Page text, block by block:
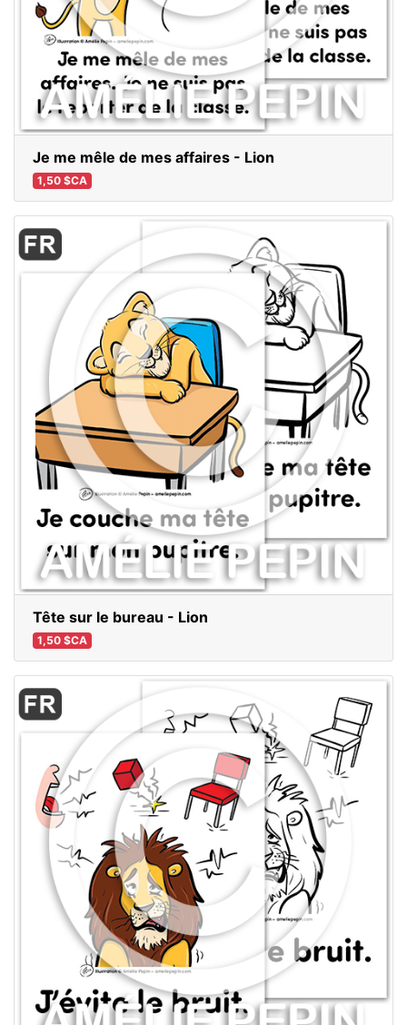
Je me mêle de mes affaires - Lion
1,50 $CA
Tête sur le bureau - Lion
1,50 $CA